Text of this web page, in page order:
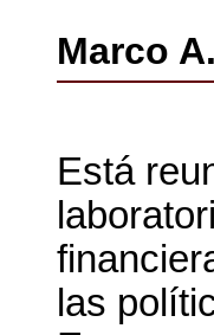
Marco
Está
las